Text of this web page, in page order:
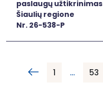
paslaugų užtikrinimas
Šiaulių regione
Nr. 26-538-P
1 … 53